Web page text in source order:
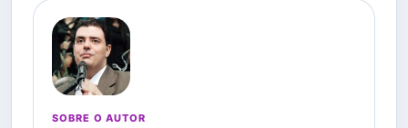
SOBRE O AUTOR